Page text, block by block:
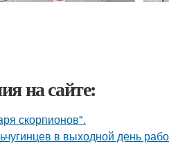
на сайте:
скорпионов".
в выходной день